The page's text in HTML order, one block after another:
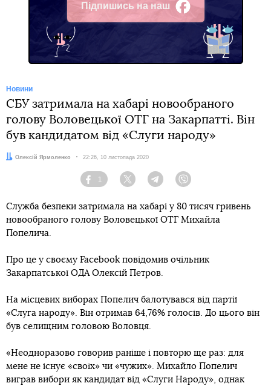
Підпишись на наш
Facebook
Новини
СБУ затримала на хабарі новообраного
голову Воловецької ОТГ на Закарпатті. Він
був кандидатом від «Слуги народу»
Автор:
Олексій Ярмоленко Дата:
22:26, 10 листопада 2020
Facebook
1
Twitter TelegramViber
Служба безпеки затримала на хабарі у 80 тисяч гривень
новообраного голову Воловецької ОТГ Михайла
Попелича.
Про це у своєму Facebook повідомив очільник
Закарпатської ОДА Олексій Петров.
На місцевих виборах Попелич балотувався від партії
«Слуга народу». Він отримав 64,76% голосів. До цього він
був селищним головою Воловця.
«Неодноразово говорив раніше і повторю ще раз: для
мене не існує «своїх» чи «чужих». Михайло Попелич
виграв вибори як кандидат від «Слуги Народу», однак